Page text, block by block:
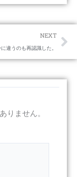
NEXT
違うのも再認識した。
りません。